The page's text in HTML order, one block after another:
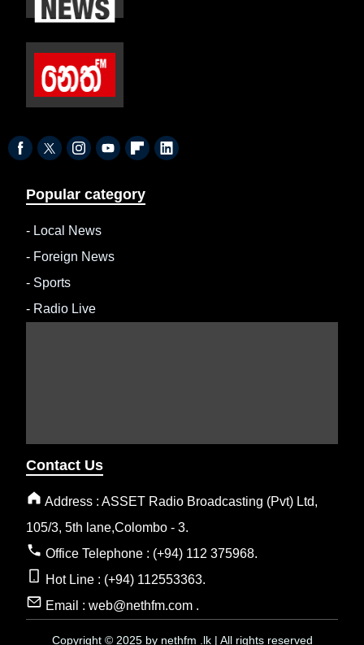
Popular category
- Local News
- Foreign News
- Sports
- Radio Live
Contact Us
Address : ASSET Radio Broadcasting (Pvt) Ltd,
105/3, 5th lane,Colombo - 3.
Office Telephone : (+94) 112 375968.
Hot Line : (+94) 112553363.
Email : web@nethfm.com .
Copyright © 2025 by nethfm .lk | All rights reserved